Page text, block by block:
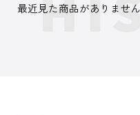
最近見た商品がありません